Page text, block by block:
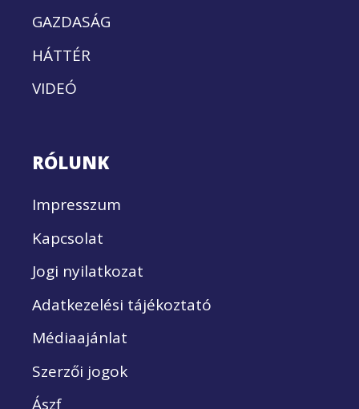
GAZDASÁG
HÁTTÉR
VIDEÓ
RÓLUNK
Impresszum
Kapcsolat
Jogi nyilatkozat
Adatkezelési tájékoztató
Médiaajánlat
Szerzői jogok
Ászf